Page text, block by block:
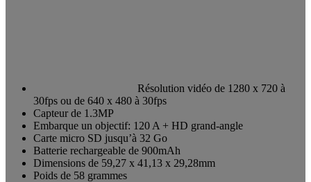
Résolution vidéo de 1280 x 720 à
30fps ou de 640 x 480 à 30fps
Capteur de 1.3MP
Embarque un objectif: 120 A + HD grand-angle
Carte micro SD jusqu’à 32 Go
Batterie rechargeable de 900mAh
Dimensions de 59,27 x 41,13 x 29,28mm
Poids de 58 grammes